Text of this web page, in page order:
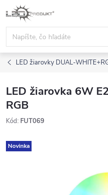
Prejsť
na
obsah
LED žiarovky DUAL-
LED žiarovka 6W
RGB
Kód: FUT069
Novinka